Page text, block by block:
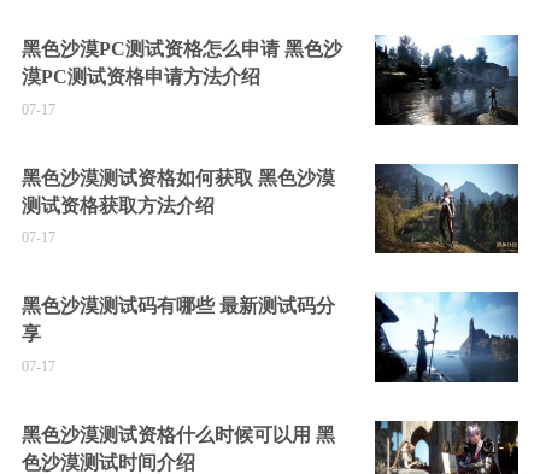
黑色沙漠PC测试资格怎么申请 黑色沙
漠PC测试资格申请方法介绍
07-17
黑色沙漠测试资格如何获取 黑色沙漠
测试资格获取方法介绍
07-17
黑色沙漠测试码有哪些 最新测试码分
享
07-17
黑色沙漠测试资格什么时候可以用 黑
色沙漠测试时间介绍